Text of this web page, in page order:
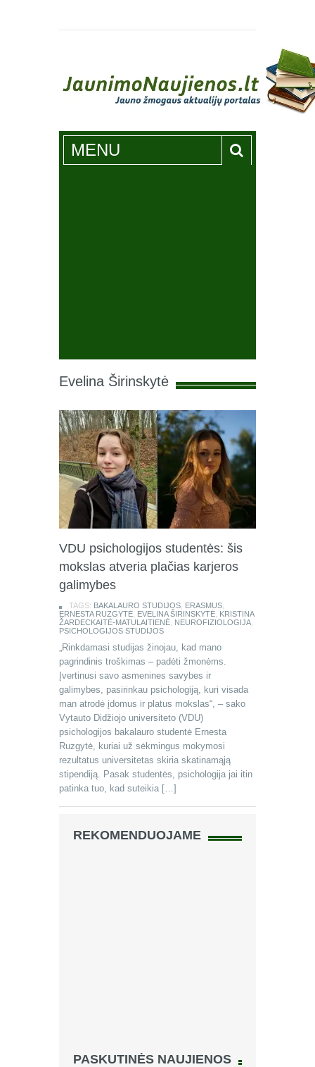
Jaunimonaujienos.lt
MENU
Evelina Širinskytė
VDU psichologijos studentės: šis
mokslas atveria plačias karjeros
galimybes
TAGS: BAKALAURO STUDIJOS ERASMUS
ERNESTA RUZGYTĖ EVELINA ŠIRINSKYTĖ KRISTINA
ŽARDECKAITĖ-MATULAITIENĖ NEUROFIZIOLOGIJA
PSICHOLOGIJOS STUDIJOS
„Rinkdamasi studijas žinojau, kad mano
pagrindinis troškimas – padėti žmonėms.
Įvertinusi savo asmenines savybes ir
galimybes, pasirinkau psichologiją, kuri visada
man atrodė įdomus ir platus mokslas“, – sako
Vytauto Didžiojo universiteto (VDU)
psichologijos bakalauro studentė Ernesta
Ruzgytė, kuriai už sėkmingus mokymosi
rezultatus universitetas skiria skatinamąją
stipendiją. Pasak studentės, psichologija jai itin
patinka tuo, kad suteikia […]
REKOMENDUOJAME
PASKUTINĖS NAUJIENOS